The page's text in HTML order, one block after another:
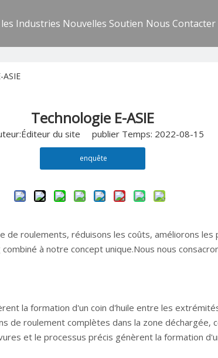
les Industries Nouvelles Soutien Nous Contacter
Technologie E-ASIE
du site publier Temps: 2022-08-15
enquête
de roulements, réduisons les coûts, améliorons
à notre concept unique.Nous nous
la formation d'un coin d'huile entre les
de roulement complètes dans la zone
et le processus précis génèrent la formation